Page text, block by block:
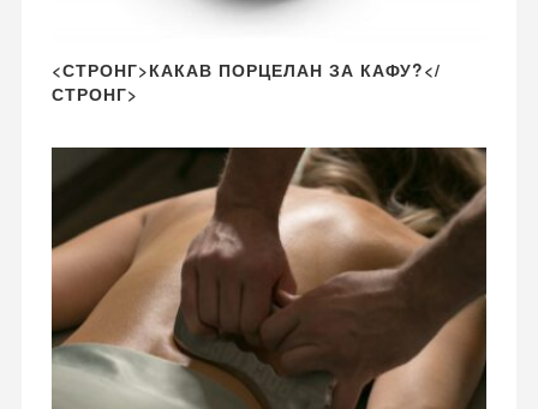
<СТРОНГ>КАКАВ ПОРЦЕЛАН ЗА КАФУ?</
СТРОНГ>